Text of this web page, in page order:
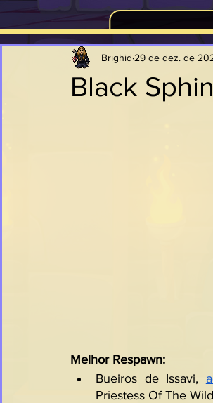
Black
Brighid 29 de dez. de
Melhor Respawn:
Bueiros de Issavi,
Priestess Of The